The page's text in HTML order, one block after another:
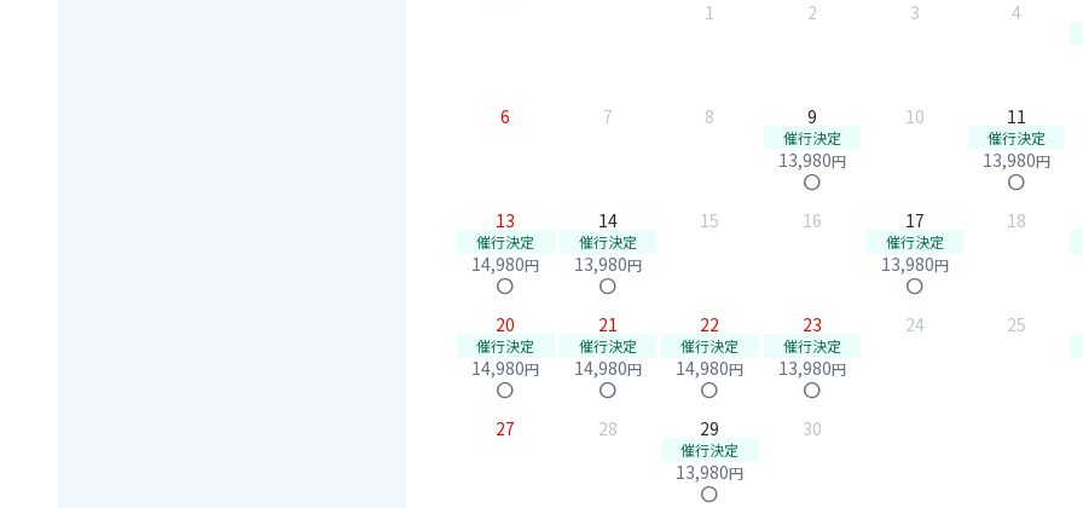
1 2 3 4
6 7 8 9
催行決定
13,980円
circle
10 11
催行決定
13,980円
circle
13
催行決定
14,980円
circle
14
催行決定
13,980円
circle
15 16 17
催行決定
13,980円
circle
18
20
催行決定
14,980円
circle
21
催行決定
14,980円
circle
22
催行決定
14,980円
circle
23
催行決定
13,980円
circle
24 25
27 28 29
催行決定
13,980円
circle
30